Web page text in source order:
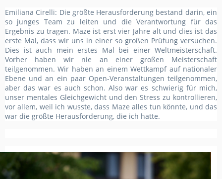
Emiliana Cirelli: Die größte Herausforderung bestand darin, ein
so junges Team zu leiten und die Verantwortung für das
Ergebnis zu tragen. Maze ist erst vier Jahre alt und dies ist das
erste Mal, dass wir uns in einer so großen Prüfung versuchen.
Dies ist auch mein erstes Mal bei einer Weltmeisterschaft.
Vorher haben wir nie an einer großen Meisterschaft
teilgenommen. Wir haben an einem Wettkampf auf nationaler
Ebene und an ein paar Open-Veranstaltungen teilgenommen,
aber das war es auch schon. Also war es schwierig für mich,
unser mentales Gleichgewicht und den Stress zu kontrollieren,
vor allem, weil ich wusste, dass Maze alles tun könnte, und das
war die größte Herausforderung, die ich hatte.